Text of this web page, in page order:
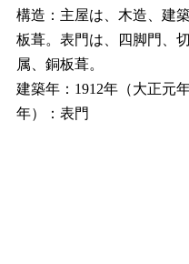
構造：主屋は、木造、建
板葺。表門は、四脚門、
属、銅板葺。
建築年：1912年（大正元
年）：表門